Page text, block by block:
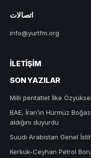
اتصالات
info@yurtfm.org
İLETIŞIM
SON YAZILAR
Milli pentatlet İlke
BAE, İran’ın Hürmüz
aldığını duyurdu
Suudi Arabistan Genel
Kerkük-Ceyhan Petrol